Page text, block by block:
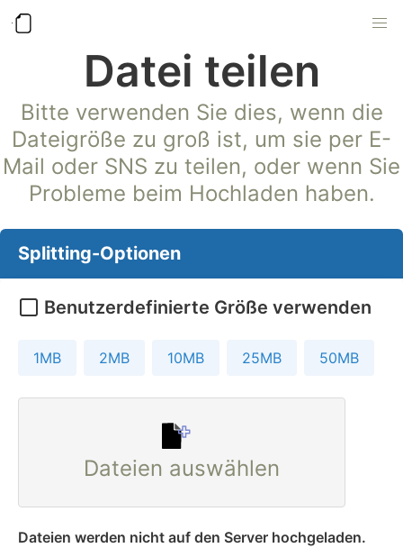
Datei teilen
Bitte verwenden Sie dies, wenn die
Dateigröße zu groß ist, um sie per E-
Mail oder SNS zu teilen, oder wenn Sie
Probleme beim Hochladen haben.
Splitting-Optionen
Benutzerdefinierte Größe verwenden
1MB 2MB 10MB 25MB 50MB
Dateien auswählen
Dateien werden nicht auf den Server hochgeladen.